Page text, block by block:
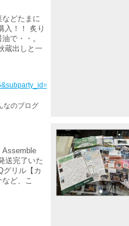
どたまに
入！！ 炙り
で・・。
蔵出しと一
なのブログ
Assemble
送完了いた
グリル【カ
ど、こ